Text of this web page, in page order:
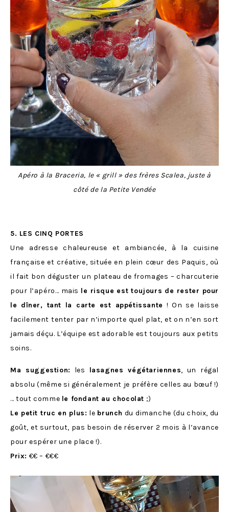
Apéro à la Braceria, le « grill » des frères Scalea, juste à
côté de la Petite Vendée
5. LES CINQ PORTES
Une adresse chaleureuse et ambiancée, à la cuisine
française et créative, située en plein cœur des Paquis, où
il fait bon déguster un plateau de fromages – charcuterie
pour l’apéro… mais le risque est toujours de rester pour
le dîner, tant la carte est appétissante ! On se laisse
facilement tenter par n’importe quel plat, et on n’en sort
jamais déçu. L’équipe est adorable est toujours aux petits
soins.
Ma suggestion: les lasagnes végétariennes, un régal
absolu (même si généralement je préfère celles au bœuf !)
… tout comme le fondant au chocolat ;)
Le petit truc en plus: le brunch du dimanche (du choix, du
goût, et surtout, pas besoin de réserver 2 mois à l’avance
pour espérer une place !).
Prix: €€ – €€€